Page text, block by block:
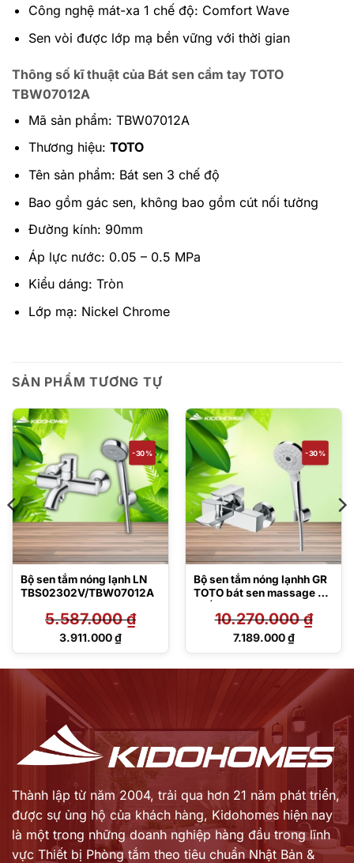
Công nghệ mát-xa 1 chế độ: Comfort Wave
Sen vòi được lớp mạ bền vững với thời gian
Thông số kĩ thuật của Bát sen cầm tay TOTO
TBW07012A
Mã sản phẩm: TBW07012A
Thương hiệu: TOTO
Tên sản phẩm: Bát sen 3 chế độ
Bao gồm gác sen, không bao gồm cút nối tường
Đường kính: 90mm
Áp lực nước: 0.05 – 0.5 MPa
Kiểu dáng: Tròn
Lớp mạ: Nickel Chrome
SẢN PHẨM TƯƠNG TỰ
-30%
Bộ sen tắm nóng lạnh LN
TBS02302V/TBW07012A
5.587.000₫
Giá
3.911.000₫
Giá
-30%
Bộ sen tắm nóng lạnhh GR
TOTO bát sen massage 3
TBG02302VA/TBW01035
10.270.000₫
Giá
10.270.000 ₫.
7.189.000₫
Giá
7.189.000 ₫.
Thành lập từ năm 2004, trải qua hơn 21 năm phát triển,
được sự ủng hộ của khách hàng, Kidohomes hiện nay
là một trong những doanh nghiệp hàng đầu trong lĩnh
vực Thiết bị Phòng tắm theo tiêu chuẩn Nhật Bản &